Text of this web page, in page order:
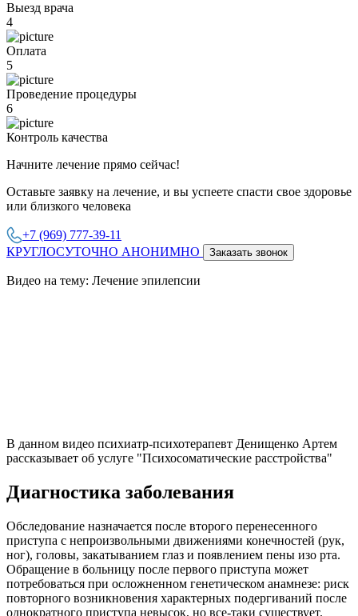
Выезд врача
4
Оплата
5
Проведение процедуры
6
Контроль качества
Начните лечение прямо сейчас!
Оставьте заявку на лечение, и вы успеете спасти свое здоровье
или близкого человека
+7 (969) 777-39-11
КРУГЛОСУТОЧНО АНОНИМНО
Заказать звонок
Видео на тему: Лечение эпилепсии
В данном видео психиатр-психотерапевт Денищенко Артем
рассказывает об услуге "Психосоматические расстройства"
Диагностика заболевания
Обследование назначается после второго перенесенного
приступа с непроизвольными движениями конечностей (рук,
ног), головы, закатыванием глаз и появлением пены изо рта.
Обращение в больницу после первого приступа может
потребоваться при осложненном генетическом анамнезе: риск
повторного возникновения характерных подергиваний после
однократного приступа невысок, но все-таки существует.